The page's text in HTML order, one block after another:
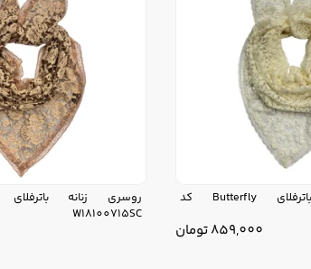
روسری زنانه باترفلای Butterfly کد
859,000تومان
W18100715SC